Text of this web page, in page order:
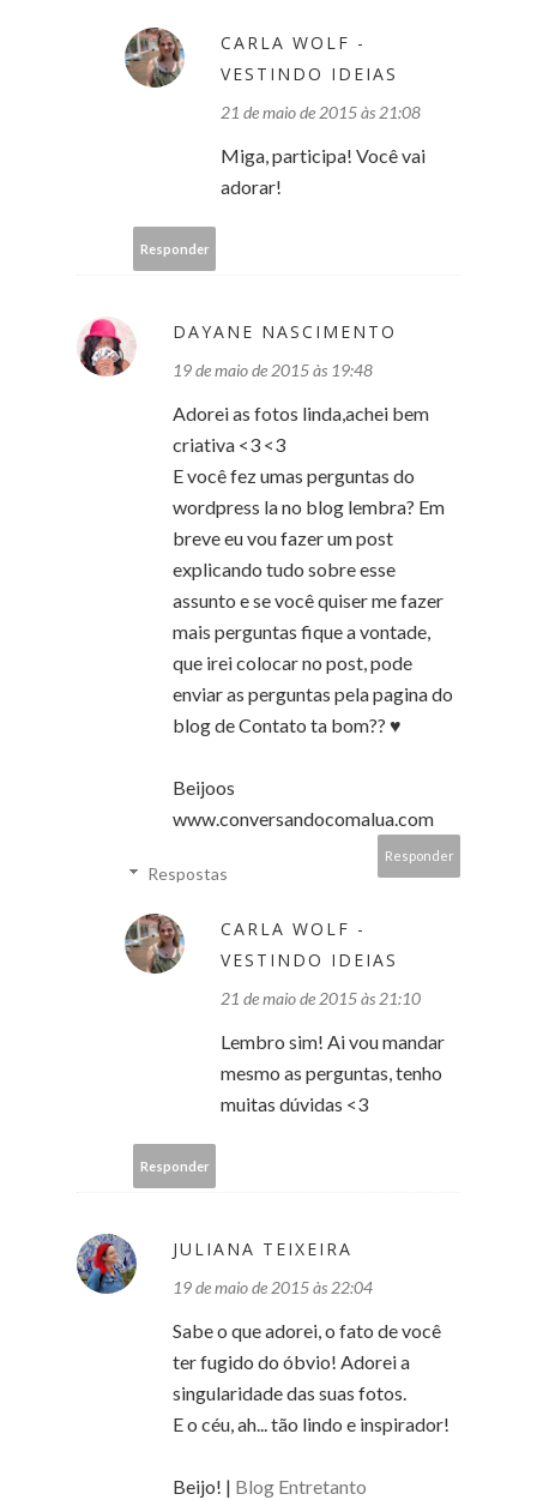
CARLA WOLF -
VESTINDO IDEIAS
21 de maio de 2015 às 21:08
Miga, participa! Você vai
adorar!
Responder
DAYANE NASCIMENTO
19 de maio de 2015 às 19:48
Adorei as fotos linda,achei bem
criativa <3 <3
E você fez umas perguntas do
wordpress la no blog lembra? Em
breve eu vou fazer um post
explicando tudo sobre esse
assunto e se você quiser me fazer
mais perguntas fique a vontade,
que irei colocar no post, pode
enviar as perguntas pela pagina do
blog de Contato ta bom?? ♥
Beijoos
www.conversandocomalua.com
Responder
Respostas
CARLA WOLF -
VESTINDO IDEIAS
21 de maio de 2015 às 21:10
Lembro sim! Ai vou mandar
mesmo as perguntas, tenho
muitas dúvidas <3
Responder
JULIANA TEIXEIRA
19 de maio de 2015 às 22:04
Sabe o que adorei, o fato de você
ter fugido do óbvio! Adorei a
singularidade das suas fotos.
E o céu, ah... tão lindo e inspirador!
Beijo! | Blog Entretanto